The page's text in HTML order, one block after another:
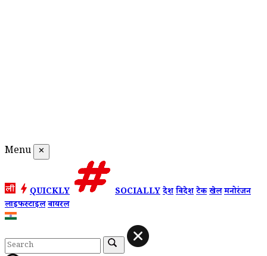
Menu ✕
QUICKLY SOCIALLYदेशविदेशटेकखेलमनोरंजन
लाइफस्टाइलवायरल